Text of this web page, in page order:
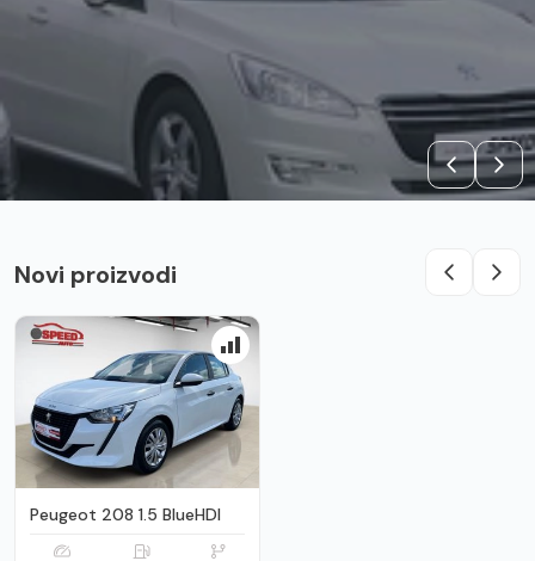
Novi proizvodi
Peugeot 208 1.5 BlueHDI